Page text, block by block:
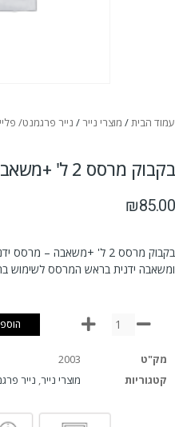
עמוד הבית/ מוצרי נייר/ נייר פרגמנט/
בקבוק מרסס 2 ל' +משאבה
₪85.00
ומשאבה ידנית בראש המרסס לשימוש
מק"ט
2003
קטגוריות
מוצרי נייר נייר